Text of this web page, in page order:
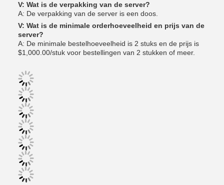
V: Wat is de verpakking van de server?
A: De verpakking van de server is een doos.
V: Wat is de minimale orderhoeveelheid en prijs van de
server?
A: De minimale bestelhoeveelheid is 2 stuks en de prijs is
$1,000.00/stuk voor bestellingen van 2 stukken of meer.